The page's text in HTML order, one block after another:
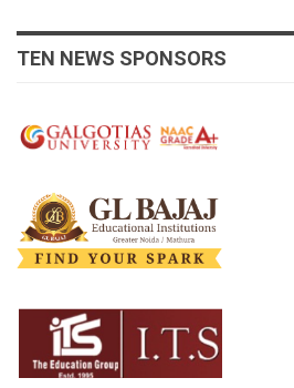
TEN NEWS SPONSORS